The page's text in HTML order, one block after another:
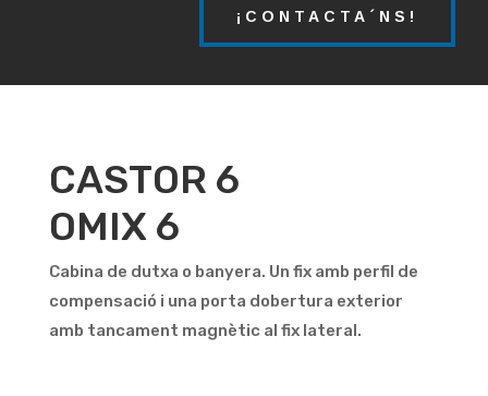
¡CONTACTA´NS!
CASTOR 6
OMIX 6
Cabina de dutxa o banyera. Un fix amb perfil de
compensació i una porta dobertura exterior
amb tancament magnètic al fix lateral.